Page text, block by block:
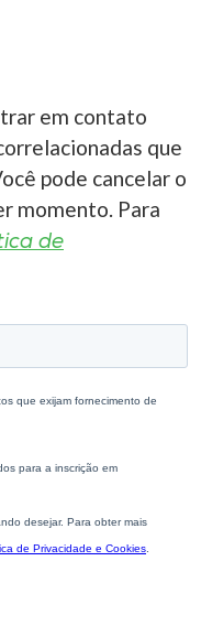
em contato
que
pode cancelar o
momento. Para
de